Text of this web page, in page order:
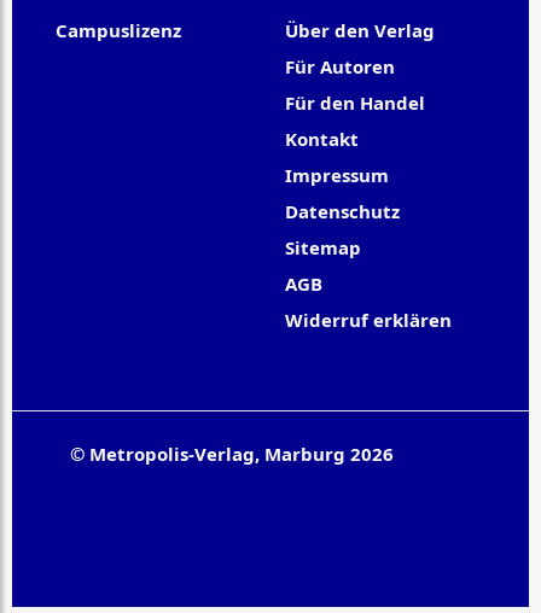
Campuslizenz
Über den Verlag
Für Autoren
Für den Handel
Kontakt
Impressum
Datenschutz
Sitemap
AGB
Widerruf erklären
© Metropolis-Verlag, Marburg 2026